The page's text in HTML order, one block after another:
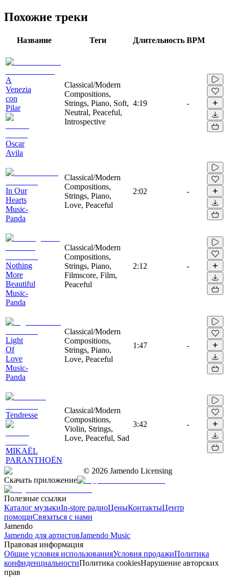
Похожие треки
Название Теги Длительность BPM
A
Venezia
con
Pilar
Oscar
Avila
Classical/Modern
Compositions,
Strings, Piano, Soft,
Neutral, Peaceful,
Introspective
4:19 -
In Our
Hearts
Music-
Panda
Classical/Modern
Compositions,
Strings, Piano,
Love, Peaceful
2:02 -
Nothing
More
Beautiful
Music-
Panda
Classical/Modern
Compositions,
Strings, Piano,
Filmscore, Film,
Peaceful
2:12 -
Light
Of
Love
Music-
Panda
Classical/Modern
Compositions,
Strings, Piano,
Love, Peaceful
1:47 -
Tendresse
MIKAËL
PARANTHOËN
Classical/Modern
Compositions,
Violin, Strings,
Love, Peaceful, Sad
3:42 -
© 2026 Jamendo Licensing
Скачать приложение
Полезные ссылки
Каталог музыкиIn-store радиоЦеныКонтактыЦентр
помощиСвязаться с нами
Jamendo
Jamendo для артистовJamendo Music
Правовая информация
Общие условия использованияУсловия продажиПолитика
конфиденциальностиПолитика cookiesНарушение авторских
прав